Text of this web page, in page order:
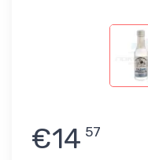
€14 57